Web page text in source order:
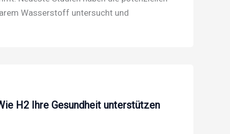
Wasserstoff untersucht und
H2 Ihre Gesundheit unterstützen